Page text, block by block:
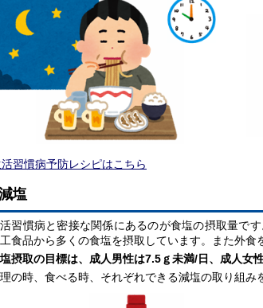
習慣病予防レシピはこちら
塩
習慣病と密接な関係にあるのが食塩の摂取量で
食品から多くの食塩を摂取しています。また外食
摂取の目標は、成人男性は7.5ｇ未満/日、成人女
の時、食べる時、それぞれできる減塩の取り組み